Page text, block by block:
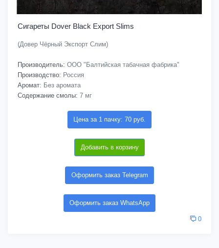
Сигареты Dover Black Export Slims
(Довер Чёрный Экспорт Слим)
Производитель: ООО "Балтийская табачная фабрика"
Производство: Россия
Аромат: Без аромата
Содержание смолы: 7 мг
Цена за 1 пачку: 70 руб.
Добавить в корзину
Оформить заказ Telegram
Оформить заказ WhatsApp
0